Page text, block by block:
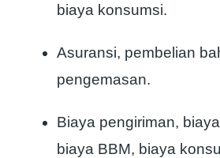
biaya konsumsi.
Asuransi, pembelian
pengemasan.
Biaya pengiriman,
biaya BBM, biaya